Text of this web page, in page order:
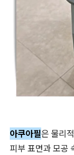
아쿠아필은 물리
피부 표면과 모공